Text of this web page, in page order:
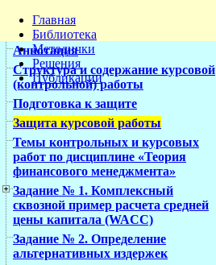
Главная
Библиотека
Методички
Решения
Публикации
Аннотация
Структура и содержание курсовой
(контрольной) работы
Подготовка к защите
Защита курсовой работы
Темы контрольных и курсовых
работ по дисциплине «Теория
финансового менеджмента»
Задание № 1. Комплексный
сквозной пример расчета средней
цены капитала (WACC)
Задание № 2. Определение
альтернативных издержек